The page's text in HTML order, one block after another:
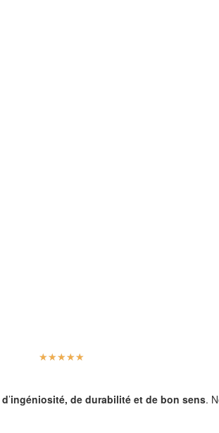
☆☆☆☆☆
d’ingéniosité, de durabilité et de bon sens.